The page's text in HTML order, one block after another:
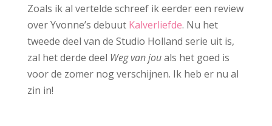
Zoals ik al vertelde schreef ik eerder een review
over Yvonne’s debuut Kalverliefde. Nu het
tweede deel van de Studio Holland serie uit is,
zal het derde deel Weg van jouals het goed is
voor de zomer nog verschijnen. Ik heb er nu al
zin in!